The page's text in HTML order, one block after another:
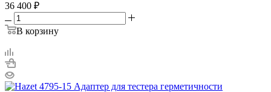
36 400 ₽
В корзину